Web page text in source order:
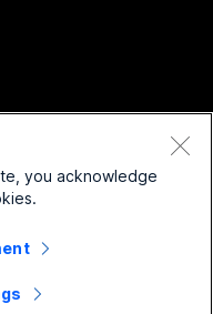
力
you acknowledge